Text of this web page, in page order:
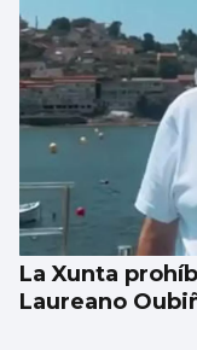
La Xunta
Laureano